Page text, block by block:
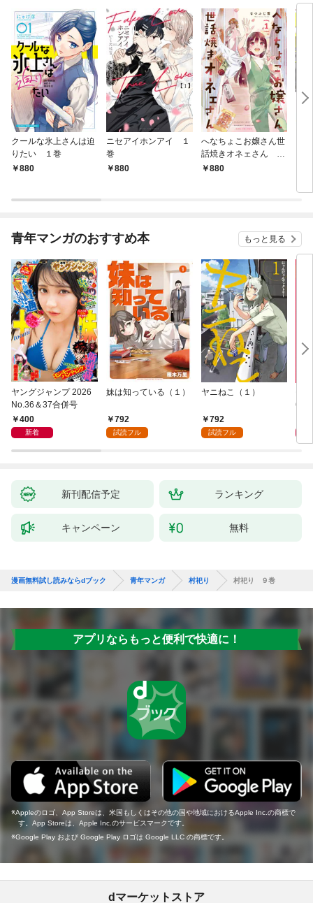
クールな氷上さんは迫
りたい １巻
880
ニセアイホンアイ １
巻
880
へなちょこお嬢さん世
話焼きオネェさん １
巻880
青年マンガのおすすめ本 もっと見る
ヤングジャンプ 2026
No.36＆37合併号
400
新着
妹は知っている（１）
792
試読フル
ヤニねこ（１）
792
試読フル
6・
新刊配信予定 ランキング
キャンペーン 無料
漫画無料試し読みならdブック 青年マンガ 村祀り 村祀り ９巻
アプリならもっと便利で快適に！
Appleのロゴ、App Storeは、米国もしくはその他の国や地域におけるApple Inc.の商標で
す。App Storeは、Apple Inc.のサービスマークです。
Google Play および Google Play ロゴは Google LLC の商標です。
dマーケットストア